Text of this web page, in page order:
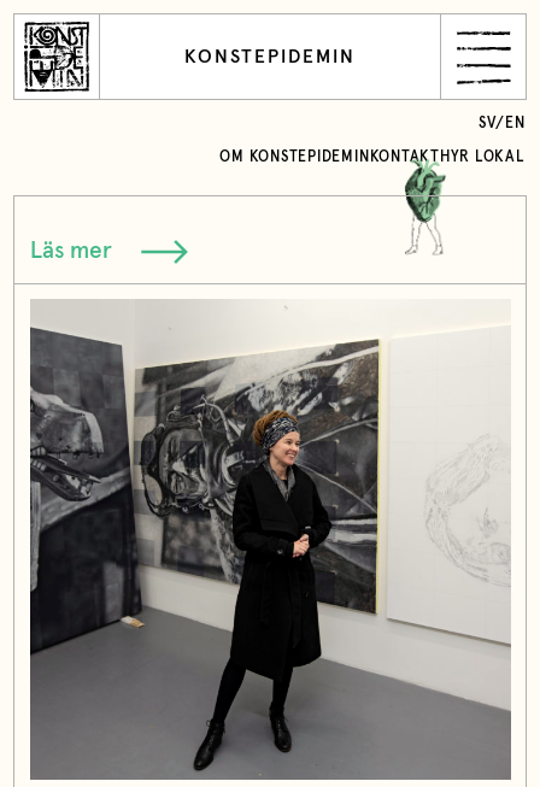
KONSTEPIDEMIN
OM KONSTEPIDEMIN KONTAKT HYR LOKAL
SV/ EN
Läs mer